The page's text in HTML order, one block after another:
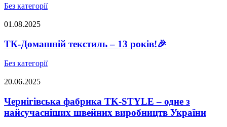
Без категорії
01.08.2025
ТК-Домашній текстиль – 13 років!🎉
Без категорії
20.06.2025
Чернігівська фабрика TK-STYLE – одне з
найсучасніших швейних виробництв України